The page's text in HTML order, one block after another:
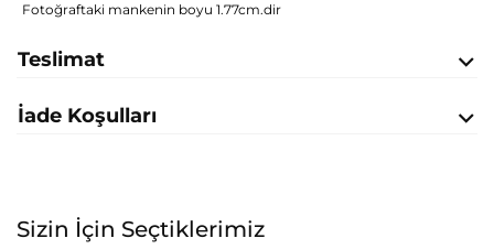
Fotoğraftaki mankenin boyu 1.77cm.dir
Teslimat
İade Koşulları
Sizin İçin Seçtiklerimiz